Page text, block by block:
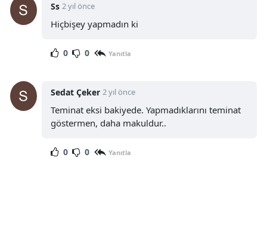
Ss 2 yıl önce
Hiçbişey yapmadın ki
0 0 Yanıtla
Sedat Çeker 2 yıl önce
Teminat eksi bakiyede. Yapmadıklarını teminat
göstermen, daha makuldur..
0 0 Yanıtla